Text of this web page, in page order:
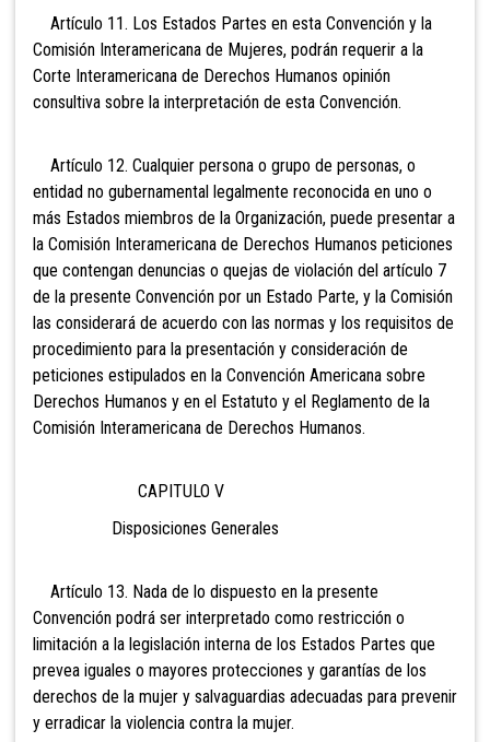
Artículo 11. Los Estados Partes en esta Convención y la
Comisión Interamericana de Mujeres, podrán requerir a la
Corte Interamericana de Derechos Humanos opinión
consultiva sobre la interpretación de esta Convención.
Artículo 12. Cualquier persona o grupo de personas, o
entidad no gubernamental legalmente reconocida en uno o
más Estados miembros de la Organización, puede presentar a
la Comisión Interamericana de Derechos Humanos peticiones
que contengan denuncias o quejas de violación del artículo 7
de la presente Convención por un Estado Parte, y la Comisión
las considerará de acuerdo con las normas y los requisitos de
procedimiento para la presentación y consideración de
peticiones estipulados en la Convención Americana sobre
Derechos Humanos y en el Estatuto y el Reglamento de la
Comisión Interamericana de Derechos Humanos.
CAPITULO V
Disposiciones Generales
Artículo 13. Nada de lo dispuesto en la presente
Convención podrá ser interpretado como restricción o
limitación a la legislación interna de los Estados Partes que
prevea iguales o mayores protecciones y garantías de los
derechos de la mujer y salvaguardias adecuadas para prevenir
y erradicar la violencia contra la mujer.